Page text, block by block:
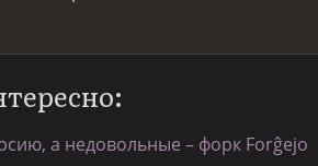
а недовольные – форк Forĝejo